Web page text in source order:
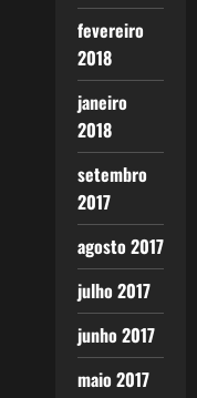
fevereiro
2018
janeiro
2018
setembro
2017
agosto 2017
julho 2017
junho 2017
maio 2017